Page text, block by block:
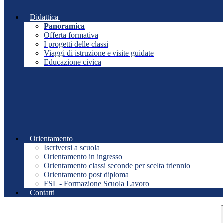
Didattica
Panoramica
Offerta formativa
I progetti delle classi
Viaggi di istruzione e visite guidate
Educazione civica
Orientamento
Iscriversi a scuola
Orientamento in ingresso
Orientamento classi seconde per scelta triennio
Orientamento post diploma
FSL - Formazione Scuola Lavoro
Contatti